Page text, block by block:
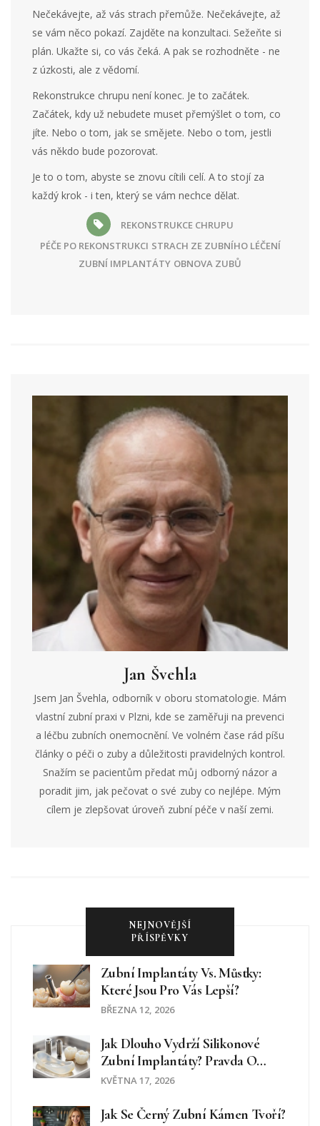
Nečekávejte, až vás strach přemůže. Nečekávejte, až
se vám něco pokazí. Zajděte na konzultaci. Sežeňte si
plán. Ukažte si, co vás čeká. A pak se rozhodněte - ne
z úzkosti, ale z vědomí.
Rekonstrukce chrupu není konec. Je to začátek.
Začátek, kdy už nebudete muset přemýšlet o tom, co
jíte. Nebo o tom, jak se smějete. Nebo o tom, jestli
vás někdo bude pozorovat.
Je to o tom, abyste se znovu cítili celí. A to stojí za
každý krok - i ten, který se vám nechce dělat.
REKONSTRUKCE CHRUPU
PÉČE PO REKONSTRUKCI STRACH ZE ZUBNÍHO LÉČENÍ
ZUBNÍ IMPLANTÁTY OBNOVA ZUBŮ
Jan Švehla
Jsem Jan Švehla, odborník v oboru stomatologie. Mám
vlastní zubní praxi v Plzni, kde se zaměřuji na prevenci
a léčbu zubních onemocnění. Ve volném čase rád píšu
články o péči o zuby a důležitosti pravidelných kontrol.
Snažím se pacientům předat můj odborný názor a
poradit jim, jak pečovat o své zuby co nejlépe. Mým
cílem je zlepšovat úroveň zubní péče v naší zemi.
NEJNOVĚJŠÍ
PŘÍSPĚVKY
Zubní Implantáty Vs. Můstky:
Které Jsou Pro Vás Lepší?
BŘEZNA 12, 2026
Jak Dlouho Vydrží Silikonové
Zubní Implantáty? Pravda O
Životnosti A Péči
KVĚTNA 17, 2026
Jak Se Černý Zubní Kámen Tvoří?